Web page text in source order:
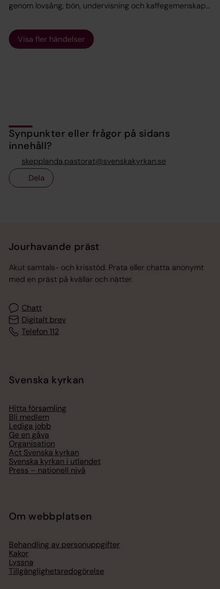
genom lovsång, bön, undervisning och kaffegemenskap.
dö för? - när tron kostar”
Visa fler händelser
Synpunkter eller frågor på sidans
innehåll?
skepplanda.pastorat@svenskakyrkan.se
Dela
Jourhavande präst
Akut samtals- och krisstöd. Prata eller chatta anonymt
med en präst på kvällar och nätter.
Chatt
Digitalt brev
Telefon 112
Svenska kyrkan
Hitta församling
Bli medlem
Lediga jobb
Ge en gåva
Organisation
Act Svenska kyrkan
Svenska kyrkan i utlandet
Press – nationell nivå
Om webbplatsen
Behandling av personuppgifter
Kakor
Lyssna
Tillgänglighetsredogörelse